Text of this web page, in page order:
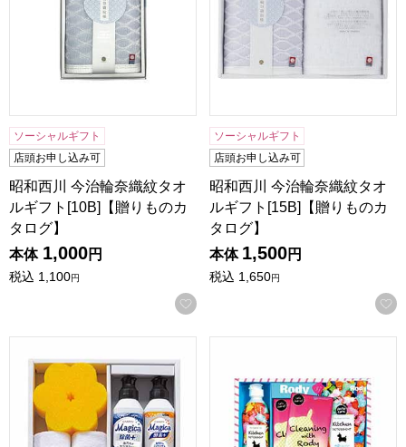
ソーシャルギフト
店頭お申し込み可
昭和西川 今治輪奈織紋タオ
ルギフト[10B]【贈りものカ
タログ】
本体 1,000円
税込 1,100円
お気に入りに登録する
ソーシャルギフト
店頭お申し込み可
昭和西川 今治輪奈織紋タオ
ルギフト[15B]【贈りものカ
タログ】
本体 1,500円
税込 1,650円